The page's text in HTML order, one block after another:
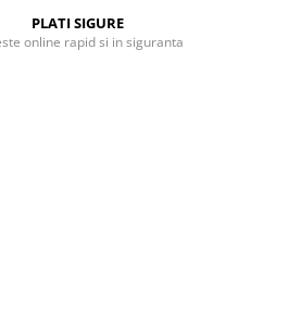
PLATI SIGURE
online rapid si in siguranta